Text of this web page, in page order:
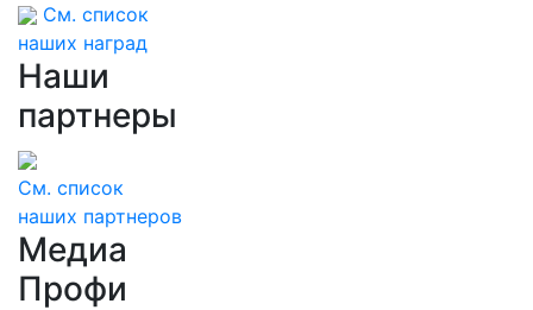
См. список
наших наград
Наши
партнеры
См. список
наших партнеров
Медиа
Профи